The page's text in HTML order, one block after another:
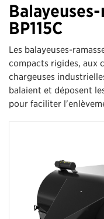
BP115C
Les balayeuses-
compacts rigides, aux
chargeuses
balaient et déposent
pour faciliter